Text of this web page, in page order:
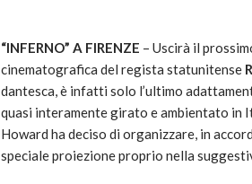
“INFERNO” A FIRENZE – Uscirà il
cinematografica del regista statunitense
dantesca, è infatti solo l’ultimo
quasi interamente girato e ambientato in
Howard ha deciso di organizzare, in
speciale proiezione proprio nella
VARIE
Robot
scegliere per il
god 1 anno ago